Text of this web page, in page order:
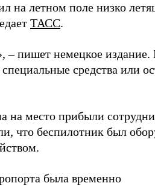
на летном поле низко
ТАСС.
– пишет немецкое издание.
средства или
на место прибыли
что беспилотник был
была временно